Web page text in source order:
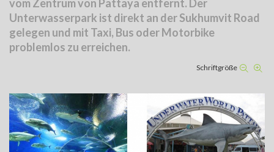
vom Zentrum von Pattaya entfernt. Der
Unterwasserpark ist direkt an der Sukhumvit Road
gelegen und mit Taxi, Bus oder Motorbike
problemlos zu erreichen.
Schriftgröße